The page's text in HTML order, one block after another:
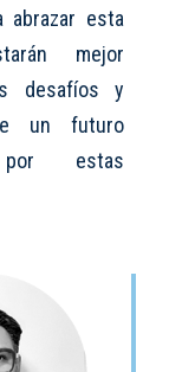
abrazar esta
mejor
desafíos y
un futuro
por estas